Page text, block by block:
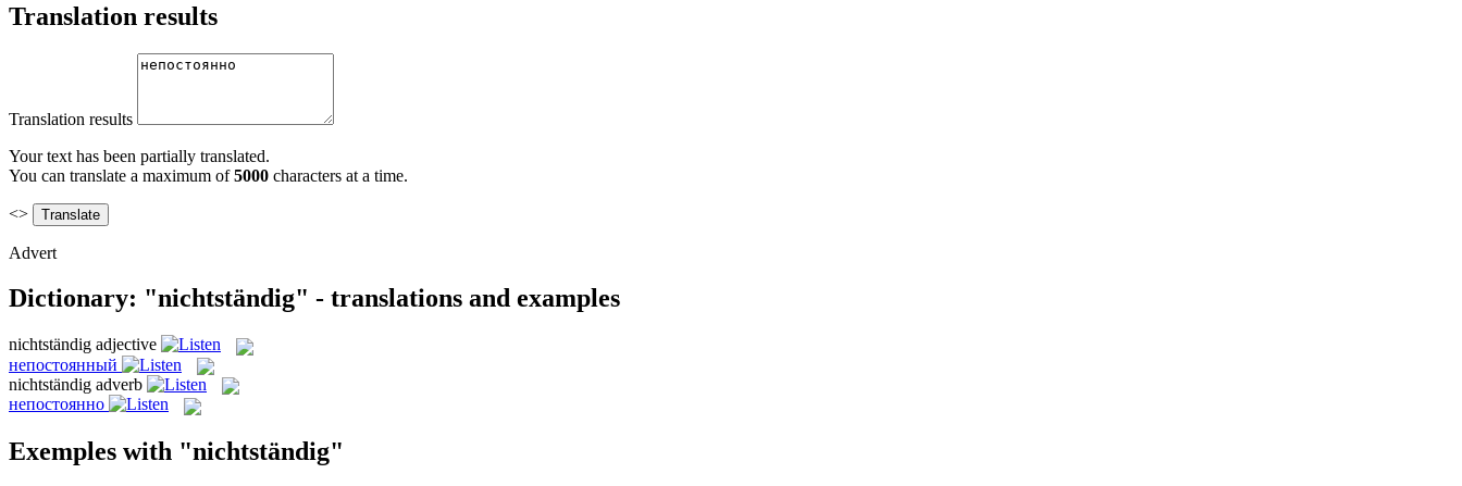
Translation results
Translation results
Your text has been partially translated.
You can translate a maximum of5000 characters at a time.
<>
Advert
Dictionary: "nichtständig" - translations and examples
nichtständig adjective
непостоянный
nichtständig adverb
непостоянно
Exemples with "nichtständig"